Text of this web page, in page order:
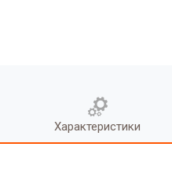
Характеристики